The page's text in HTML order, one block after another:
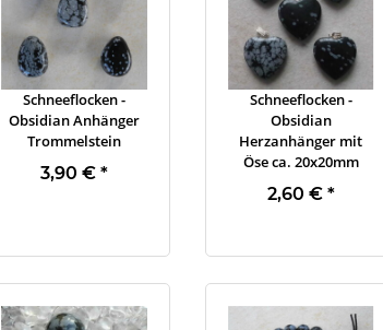
Schneeflocken -
Obsidian Anhänger
Trommelstein
3,90 € *
Schneeflocken -
Obsidian
Herzanhänger mit
Öse ca. 20x20mm
2,60 € *